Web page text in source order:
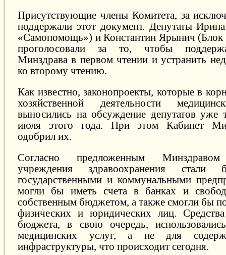
Присутствующие члены Комитета, за
поддержали этот документ. Депутаты
«Самопомощь») и Константин Ярынич
проголосовали за то, чтобы
Минздрава в первом чтении и устранить
ко второму чтению.
Как известно, законопроекты, которые в
хозяйственной деятельности
выносились на обсуждение депутатов уже
июля этого года. При этом Кабинет
одобрил их.
Согласно предложенным Минздравом
учреждения здравоохранения стали
государственными и коммунальными
могли бы иметь счета в банках и
собственным бюджетом, а также смогли бы
физических и юридических лиц. Средства
бюджета, в свою очередь,
медицинских услуг, а не для
инфраструктуры, что происходит сегодня.